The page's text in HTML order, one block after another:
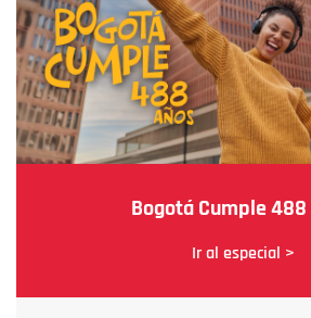
Bogotá Cumple 488
Ir al especial >